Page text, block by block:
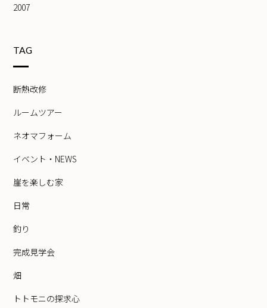
2007
TAG
断熱改修
ルームツアー
ネオマフォーム
イベント・NEWS
崖を楽しむ家
日常
釣り
完成見学会
畑
トトモニの探求心